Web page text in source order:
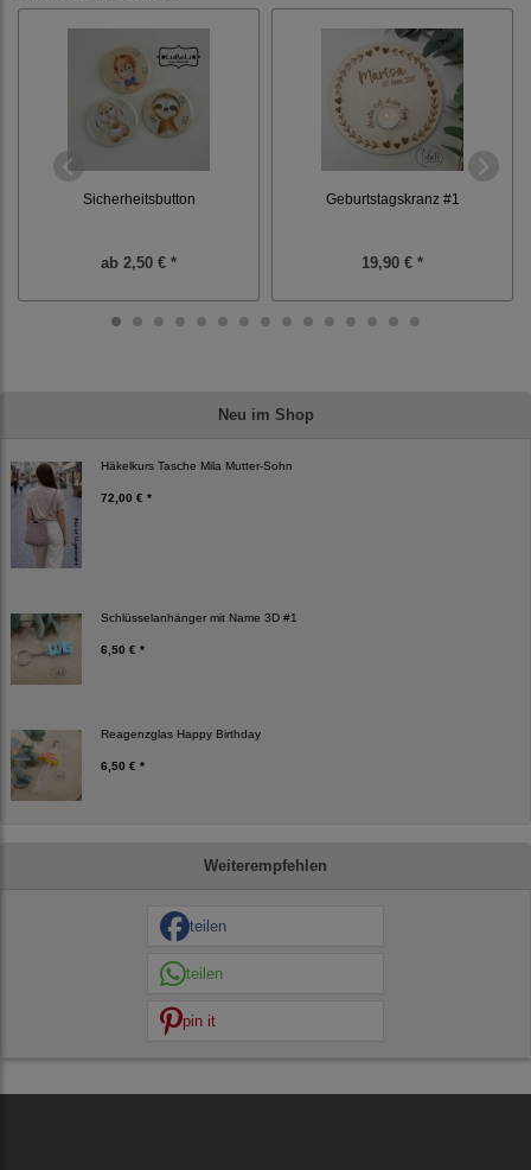
Neu im Shop
Häkelkurs Tasche Mila Mutter-Sohn
72,00 € *
Schlüsselanhänger mit Name 3D #1
6,50 € *
Reagenzglas Happy Birthday
6,50 € *
Weiterempfehlen
teilen
teilen
pin it
Sicherheitsbutton
ab 2,50 € *
Geburtstagskranz #1
19,90 € *